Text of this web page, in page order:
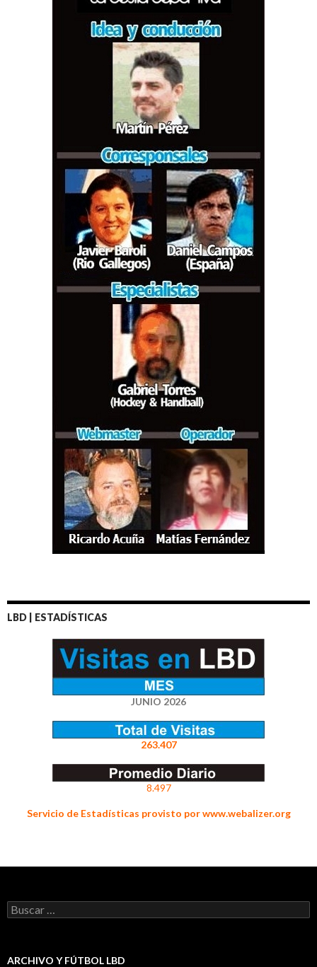
LBD | ESTADÍSTICAS
JUNIO 2026
263.407
8.497
Servicio de Estadísticas provisto por www.webalizer.org
Buscar:
ARCHIVO Y FÚTBOL LBD